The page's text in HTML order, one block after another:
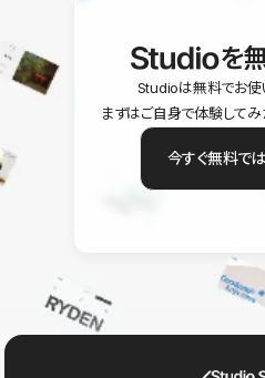
を
Studioは無料でお使
まずはご自身で体験してみ
今すぐ無料で